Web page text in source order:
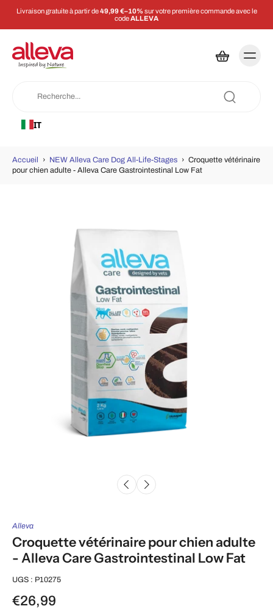
Livraison gratuite à partir de49,99 €–10% sur votre première commande avec le
codeALLEVA
IT
Accueil › NEW Alleva Care Dog All-Life-Stages › Croquette vétérinaire
pour chien adulte - Alleva Care Gastrointestinal Low Fat
Alleva
Croquette vétérinaire pour chien adulte
- Alleva Care Gastrointestinal Low Fat
UGS : P10275
€26,99